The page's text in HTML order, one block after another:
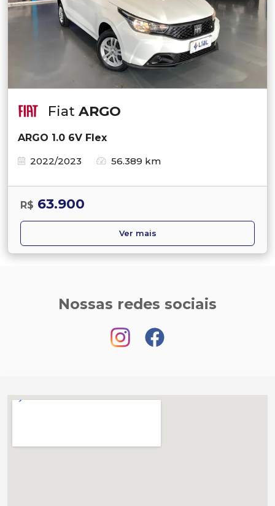
Fiat ARGO
ARGO 1.0 6V Flex
2022/2023
56.389 km
R$ 63.900
Ver mais
Nossas redes sociais